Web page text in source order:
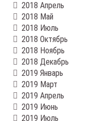
2018 Апрель
2018 Май
2018 Июль
2018 Октябрь
2018 Ноябрь
2018 Декабрь
2019 Январь
2019 Март
2019 Апрель
2019 Июнь
2019 Июль